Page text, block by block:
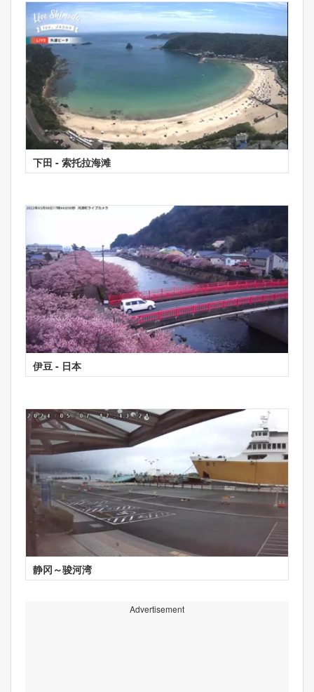
下田 - 索托拉海滩
伊豆 - 日本
静冈～骏河湾
Advertisement